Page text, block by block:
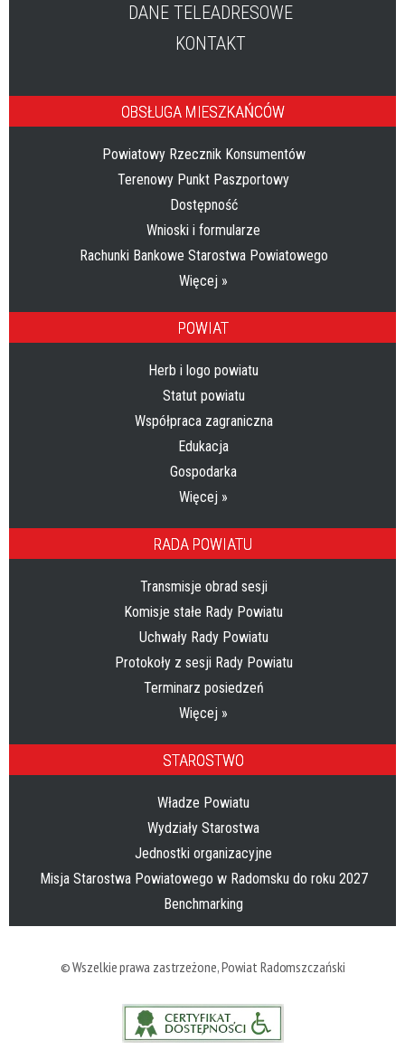
DANE TELEADRESOWE
KONTAKT
OBSŁUGA MIESZKAŃCÓW
Powiatowy Rzecznik Konsumentów
Terenowy Punkt Paszportowy
Dostępność
Wnioski i formularze
Rachunki Bankowe Starostwa Powiatowego
Więcej »
POWIAT
Herb i logo powiatu
Statut powiatu
Współpraca zagraniczna
Edukacja
Gospodarka
Więcej »
RADA POWIATU
Transmisje obrad sesji
Komisje stałe Rady Powiatu
Uchwały Rady Powiatu
Protokoły z sesji Rady Powiatu
Terminarz posiedzeń
Więcej »
STAROSTWO
Władze Powiatu
Wydziały Starostwa
Jednostki organizacyjne
Misja Starostwa Powiatowego w Radomsku do roku 2027
Benchmarking
© Wszelkie prawa zastrzeżone,Powiat Radomszczański